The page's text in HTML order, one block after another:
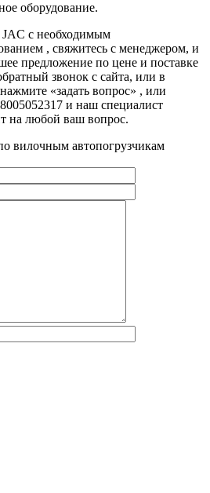
оборудование.
с необходимым
, свяжитесь с менеджером, и
предложение по цене и поставке
звонок с сайта, или в
«задать вопрос» , или
и наш специалист
на любой ваш вопрос.
вилочным автопогрузчикам